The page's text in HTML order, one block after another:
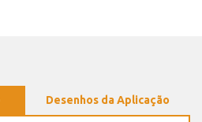
Desenhos da Aplicação